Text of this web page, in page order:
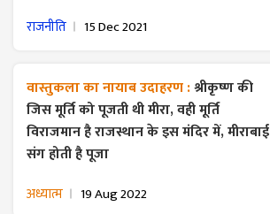
राजनीति 15 Dec 2021
वास्तुकला का नायाब उदाहरण :श्रीकृष्ण की
जिस मूर्ति को पूजती थी मीरा, वही मूर्ति
विराजमान है राजस्थान के इस मंदिर में, मीराबाई
संग होती है पूजा
अध्यात्म 19 Aug 2022